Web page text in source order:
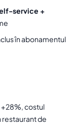
service +
în abonamentul
+28%, costul
restaurant de